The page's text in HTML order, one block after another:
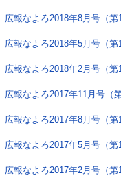
広報なよろ2018年8月号（第
広報なよろ2018年5月号（第
広報なよろ2018年2月号（第
広報なよろ2017年11月号（
広報なよろ2017年8月号（第
広報なよろ2017年5月号（第
広報なよろ2017年2月号（第